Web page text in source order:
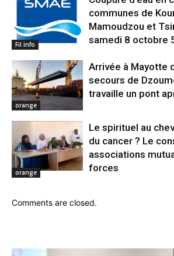
Fil info
communes de
Mamoudzou et
samedi 8 octobre
orange
Arrivée à Mayotte
secours de
travaille un pont
orange
Le spirituel au
du cancer ? Le
associations
forces
Comments are closed.